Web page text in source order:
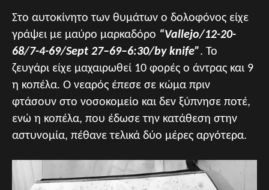
Στο αυτοκίνητο των θυμάτων ο δολοφόνος είχε
γράψει με μαύρο μαρκαδόρο “Vallejo/12-20-
68/7-4-69/Sept 27–69–6:30/by knife”. Το
ζευγάρι είχε μαχαιρωθεί 10 φορές ο άντρας και 9
η κοπέλα. Ο νεαρός έπεσε σε κώμα πριν
φτάσουν στο νοσοκομείο και δεν ξύπνησε ποτέ,
ενώ η κοπέλα, που έδωσε την κατάθεση στην
αστυνομία, πέθανε τελικά δύο μέρες αργότερα.